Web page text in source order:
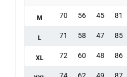
M 70 56 45 81
L 71 58 47 85
XL 72 60 48 86